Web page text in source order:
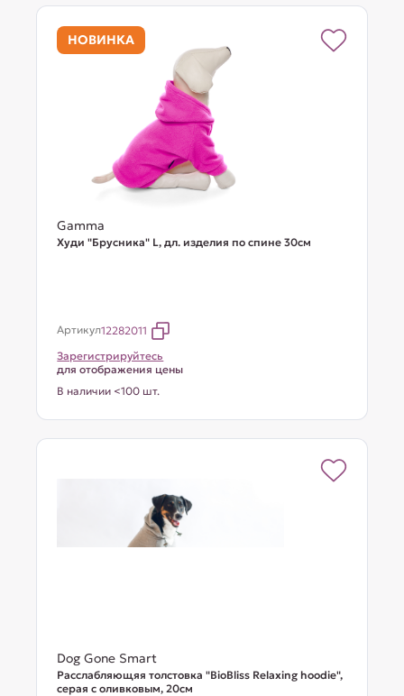
НОВИНКА
Gamma
Худи "Брусника" L, дл. изделия по спине 30см
Артикул12282011
Зарегистрируйтесь
для отображения цены
В наличии <100 шт.
Dog Gone Smart
Расслабляющяя толстовка "BioBliss Relaxing hoodie",
серая с оливковым, 20см